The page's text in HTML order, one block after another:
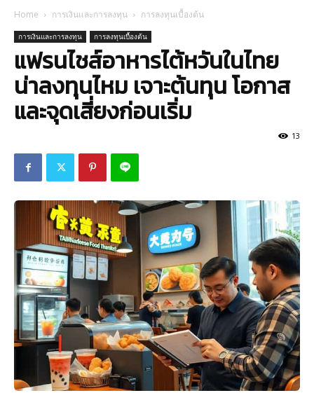
Home การเงินและการลงทุน การลงทุนเบื้องต้น
การเงินและการลงทุน การลงทุนเบื้องต้น
แฟรนไชส์อาหารไต้หวันในไทย
น่าลงทุนไหม เจาะต้นทุน โอกาส
และจุดเสี่ยงก่อนเริ่ม
13